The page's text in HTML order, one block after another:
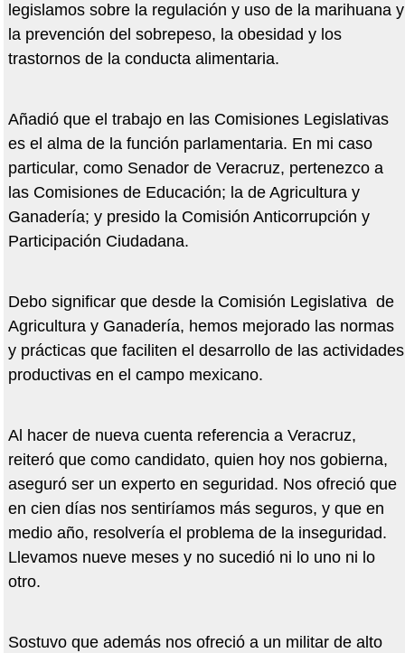
legislamos sobre la regulación y uso de la marihuana y
la prevención del sobrepeso, la obesidad y los
trastornos de la conducta alimentaria.
Añadió que el trabajo en las Comisiones Legislativas
es el alma de la función parlamentaria. En mi caso
particular, como Senador de Veracruz, pertenezco a
las Comisiones de Educación; la de Agricultura y
Ganadería; y presido la Comisión Anticorrupción y
Participación Ciudadana.
Debo significar que desde la Comisión Legislativa de
Agricultura y Ganadería, hemos mejorado las normas
y prácticas que faciliten el desarrollo de las actividades
productivas en el campo mexicano.
Al hacer de nueva cuenta referencia a Veracruz,
reiteró que como candidato, quien hoy nos gobierna,
aseguró ser un experto en seguridad. Nos ofreció que
en cien días nos sentiríamos más seguros, y que en
medio año, resolvería el problema de la inseguridad.
Llevamos nueve meses y no sucedió ni lo uno ni lo
otro.
Sostuvo que además nos ofreció a un militar de alto